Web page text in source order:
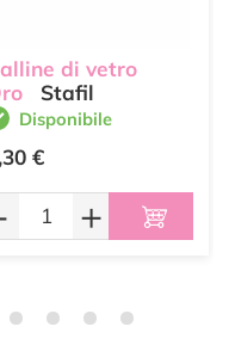
di vetro
Stafil
Disponibile
€
+